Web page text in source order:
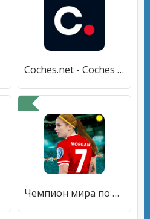
Coches.net - Coches de Ocasión
Чемпион мира по футболу